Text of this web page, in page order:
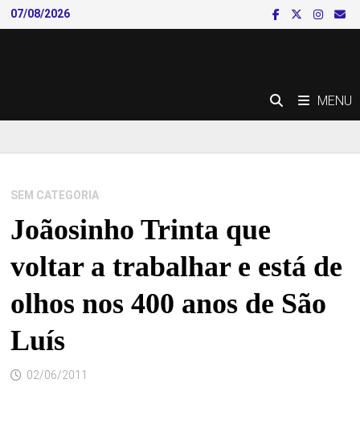
Skip
to
07/08/2026
MENU
SEM CATEGORIA
Joãosinho Trinta que
voltar a trabalhar e está de
olhos nos 400 anos de São
Luís
02/06/2011